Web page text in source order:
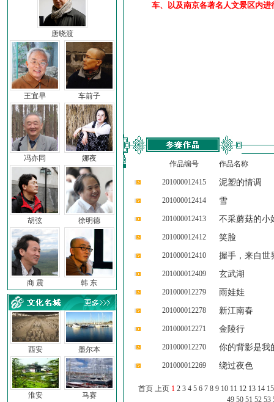
唐晓渡
王宜早 车前子
冯亦同 娜夜
胡弦 徐明德
商 震 韩 东
西安
淮安
墨尔本
马赛
车、以及南京各著名人文景区内进
作品编号 作品名称
201000012415 泥塑的情调
201000012414 雪
201000012413 不采蘑菇的小
201000012412 笑脸
201000012410 握手，来自世
201000012409 玄武湖
201000012279 雨娃娃
201000012278 新江南春
201000012271 金陵行
201000012270 你的背影是我
201000012269 绕过夜色
首页 上页 1 2 3 4 5 6 7 8 9 10 11 12 13 14 15
49 50 51 52 53